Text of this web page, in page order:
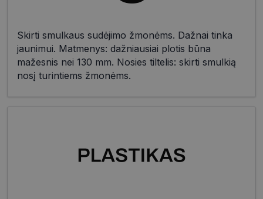
Skirti smulkaus sudėjimo žmonėms. Dažnai tinka
jaunimui. Matmenys: dažniausiai plotis būna
mažesnis nei 130 mm. Nosies tiltelis: skirti smulkią
nosį turintiems žmonėms.